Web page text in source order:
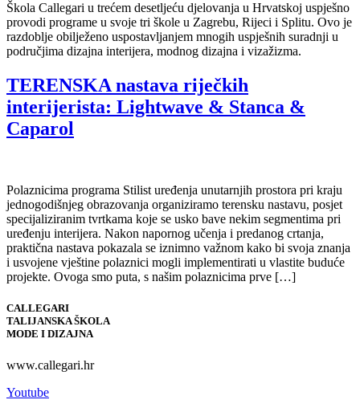
Škola Callegari u trećem desetljeću djelovanja u Hrvatskoj uspješno
provodi programe u svoje tri škole u Zagrebu, Rijeci i Splitu. Ovo je
razdoblje obilježeno uspostavljanjem mnogih uspješnih suradnji u
područjima dizajna interijera, modnog dizajna i vizažizma.
TERENSKA nastava riječkih
interijerista: Lightwave & Stanca &
Caparol
Polaznicima programa Stilist uređenja unutarnjih prostora pri kraju
jednogodišnjeg obrazovanja organiziramo terensku nastavu, posjet
specijaliziranim tvrtkama koje se usko bave nekim segmentima pri
uređenju interijera. Nakon napornog učenja i predanog crtanja,
praktična nastava pokazala se iznimno važnom kako bi svoja znanja
i usvojene vještine polaznici mogli implementirati u vlastite buduće
projekte. Ovoga smo puta, s našim polaznicima prve […]
CALLEGARI
TALIJANSKA ŠKOLA
MODE I DIZAJNA
www.callegari.hr
Youtube